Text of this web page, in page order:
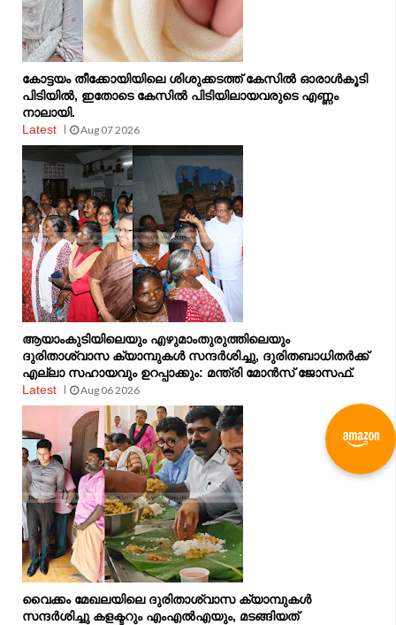
കോട്ടയം തീക്കോയിയിലെ ശിശുക്കടത്ത് കേസിൽ ഓരാൾകൂടി
പിടിയിൽ, ഇതോടെ കേസിൽ പിടിയിലായവരുടെ എണ്ണം
നാലായി.
Latest
Aug 07 2026
ആയാംകുടിയിലെയും എഴുമാംതുരുത്തിലെയും
ദുരിതാശ്വാസ ക്യാമ്പുകൾ സന്ദർശിച്ചു, ദുരിതബാധിതർക്ക്
എല്ലാ സഹായവും ഉറപ്പാക്കും: മന്ത്രി മോൻസ് ജോസഫ്.
Latest
Aug 06 2026
വൈക്കം മേഖലയിലെ ദുരിതാശ്വാസ ക്യാമ്പുകള്‍
സന്ദര്‍ശിച്ചു കളക്ടറും എംഎല്‍എയും, മടങ്ങിയത്